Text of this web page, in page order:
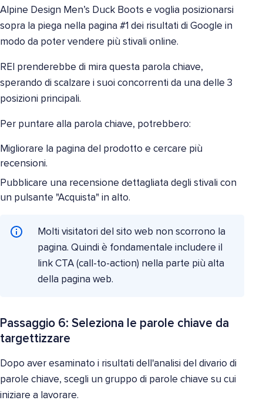
Alpine Design Men’s Duck Boots e voglia posizionarsi
sopra la piega nella pagina #1 dei risultati di Google in
modo da poter vendere più stivali online.
REI prenderebbe di mira questa parola chiave,
sperando di scalzare i suoi concorrenti da una delle 3
posizioni principali.
Per puntare alla parola chiave, potrebbero:
Migliorare la pagina del prodotto e cercare più
recensioni.
Pubblicare una recensione dettagliata degli stivali con
un pulsante "Acquista" in alto.
Molti visitatori del sito web non scorrono la
pagina. Quindi è fondamentale includere il
link CTA (call-to-action) nella parte più alta
della pagina web.
Passaggio 6: Seleziona le parole chiave da
targettizzare
Dopo aver esaminato i risultati dell'analisi del divario di
parole chiave, scegli un gruppo di parole chiave su cui
iniziare a lavorare.